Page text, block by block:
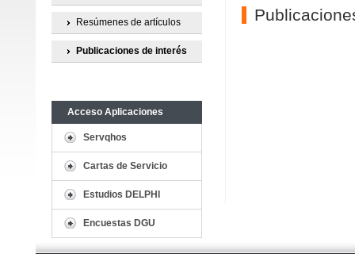
Resúmenes de artículos
Publicaciones de interés
Acceso Aplicaciones
Servqhos
Cartas de Servicio
Estudios DELPHI
Encuestas DGU